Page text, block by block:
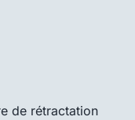
de rétractation